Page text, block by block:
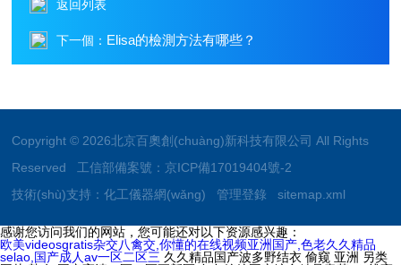
返回列表
下一個： Elisa的檢測方法有哪些？
Copyright © 2026北京百奧創(chuàng)新科技有限公司 All Rights
Reserved 工信部備案號： 京ICP備17019404號-2
技術(shù)支持：化工儀器網(wǎng) 管理登錄 sitemap.xml
感谢您访问我们的网站，您可能还对以下资源感兴趣：
欧美videosgratis杂交八禽交,你懂的在线视频亚洲国产,色老久久精品
selao,国产成人av一区二区三 久久精品国产波多野结衣 偷窥 亚洲 另类 图片 熟女 国产高清一区二区更新区 久久婷婷国产综合精品青草 AV线高清无码系列网站 国产精品一级二级三级视频 欧美猛男激情久久久久久 欧美干少妇屄视频直接看 亚洲午夜国产激情福利网站 亚洲热在线精品免费观看 一个色综合高清在线观看 97久久久久久人妻精品 功漫女生劈开腿让男生捅 黄色成人激情福利在线影院 好猛好大好硬好舒服视频 被公多次侵犯致怀孕中文 午夜大片爽爽爽一区二区 青青操在线观看国产视频 波多野结衣在线中文字幕 校花的凌羞辱日记高h女女 亚洲最大无码成人网4438 三级片网站在线 美女高潮久久免费观看国产 亚洲成人avapp下载 欧美一区二区老司机视频 车上麻麻用裙子挡着做h 亚洲精品无码久久久久强 大奶子少妇艹逼骚叫视频 啊不要操逼视频喷水变态 女人屄在线观看 夜夜草视频在线免费观看 欧美成人精品videos 夜夜嗨vA一区二区三区 美女扒开小穴被男人狂捅 无码囯产精品一区二区免 女性的胸夹住男生的隐私 白嫩的麻麻下面好紧 6分钟人性短片视频 男人互搞大屌硬起来射精 中文字幕影片在线免费看 成年免费视频黄网站在线观看 中日韩无码视频 欧美乱妇高清无乱码免费 国产午夜精品久久一二区 欧美一区三区日韩版夜黑 男人的天堂日韩欧美亚洲 美女发骚男人鸡巴桶骚逼 欧美人与拘牲交大全视频 亚洲欧洲精品中文字幕在线 我卡看大胸黄片视频吃奶 亚洲国产精品一在线观看 辽宁老熟女高潮狂叫视频 国产av麻豆精品第一页 狠狠综合久久一区二区三区 日韩欧美 一区二区 在线 人妻加勒比系列无码专区 艳妇乳肉豪妇荡乳av无码福利 又色又爽又黄的免费网站 国产三级精品三级在线专1 中文字幕在线看日韩电影 性感美女自慰自己的骚逼 午夜精品视频免费在线观看 亚洲无线一二三四区男男 蜜臀av一区二区三区人妻 亚洲第一男人一av网站 口国产成人高清在线播放 奶头大怎么才能让乳头变小 y11111少妇人妻影院 真人无遮挡女性透明内裤 玩两个丰满老熟女久久网 欧美一区二区三区精品免费 欧美日韩国产图片区一区 各种高潮抽搐合集666 丁香花在线影院观看在线播放 丰满多毛的少妇 av中文字幕乱码在线看 日韩 欧美 亚洲 高清 加勒比系列精品无码专区 avwuyesaobi 色肉肉视频操逼 成人免费无码大片A毛片 久久久精品999久久久久 久久精品亚洲熟女av蜜謦 欧美与黑人午夜性猛交久久久 浴室人妻的情欲HD三级 欧美乱人伦视频中文字幕 秋霞在线观看无码av片 我要看美女光腚操逼大片 性做久久久久久久久不卡 亚洲欧美日韩精品一区二区 亚洲欧美日韩在线一区 成在人线视频男人的天堂 亚洲国产精品无码久久一线北 在线观看日本不卡一区二区 打鸡巴操小逼免费视频道 av羞羞av漫画在线观看 久久亚洲中文字幕不卡一二区 大鸡巴操小女人 大鸡巴插骚逼的免费视频 啊～大肉棒操死骚穴视频 小菊的放荡日记高h无删减全 欧美 国产 在线一区三区 帅哥吃鸡巴网站 大肉棒操逼免费观看网站 国产精品美女久久久久浪潮av 日韩欧美 一区二区 在线 体操服美女被操 精品国产呦系列在线观看 B站禁止转播404入口 久久久久久久久久久久在 69精品久久久久久久精品a片 偷窥 亚洲 另类 图片 熟女 性感少妇自慰被大鸡吧艹 私人情侣网络站 美女与坤吧操逼 男人插女人骚视频988 啊啊啊操我逼逼好爽视频 日本三级韩国三级欧美三级 男生的鸡巴操小萝莉的逼 黑人大鸡巴强奸韩国女人 亚洲成av人片在线观看无 高清配种视频XXXXX 狠狠色综合网站久久久久久久 日韩欧美精品一区二区三区 狠狠操最新域名 久热香蕉在线视频免费大 久久久99精品免费观看 精品久久久久久中文人妻 日韩视频一区二区三区观看 国产成人精品一区二三区 成人a视频高清在线观看 青青草一区二区免费精品 四川妇女操逼逼逼逼逼逼 被侵犯人妻中文字幕有码 很污很黄的网站在线观看 操日本老女人比 干日本女人骚B 精品人妻一区二区三区四区在线 国产精品热久久高潮AV 在线观看亚洲欧美一区二区 性夜影院的全部性夜视频 国产SUV排行榜前十名 内射小寡妇无码 亚洲网老鸭窝男人的天堂 女人喷液抽搐高潮视频, 国产蜜臀精品久久久网站 99九九热只有国产精品 少妇高潮尖叫久久久久久久 亚洲色图视频区图片专区 超碰日日依伊人 狂野欧美性猛交xxxx 黑屌操白逼换妻 阴茎插阴道免费视频网站 欧美日韩精品suv人妻 ccyy草草影院国产电影 玖玖玖精品一区二区三区 操骚逼爽死了插到哭视频 亚洲色欲色欲色欲WWW 亚洲色欲色欲色欲WWW 特级太黄A片高潮视频 欧美逼逼操逼逼 久久久久久综合二十1区 一本大道久久精品 调教 日韩黄色精品一级a久久 绝顶高潮合集videos 最新在线视频假鸡把视频 久久久久久久久福利精品 久久久久久久久久久久在 亚洲综合激情六月婷婷色 精品国产成人亚洲午夜福利 久久免费资源福利资源站 日本精品中文字幕在线视频 女女女女女女毛橾橾逼逼 午夜精品久久久久久毛片 久久久久精品国产亚洲v 黄色视频女生啊啊啊啊啊 亚洲国产综合无码一区 国产精品久久99简爱亚洲 噢美操大骚逼操的好不好 啊啊啊啊啊,好热好想要 操女人嫩逼大片 蜜桃视频免费在线观看者 av无码岛国免费动作片 午夜中文无码无删减 99这里视频只精品18 无婷婷午夜码精品久久久 亚洲日本韩国欧美一区二区 精品无码久久久久久久久 小骚逼啪啪视频 在线免费看毛片 亚洲91久久久久久久久 亚洲女同一区二区中文字幕 国产精品污www一区二区三区 中文字幕东京热视频精品 女被艹免费视频软件网站 欧美性大赛久久久久久久 四虎永久在线精品免av 国产亚洲天堂日韩欧美在线 美女扣逼逼视频 亚洲AV一本岛在线播放 国产亚洲三级 国产又大又长又硬又粗又 日逼口述短视频 日本欧美视频在线观看 女子张开腿让男人桶免费 日本3g片成人在线电影 在线一区二区 中文字幕 97超碰人人爽人人少妇 公交车上把腿张开让人摸 欧美香蕉爽97人模人妻爽 亚洲香蕉成人av网站在线观看 宝贝,大鸡巴用力,快点 成人精品gif动图一区 国产乱老熟女乱老熟女视频 91精品国产手机在线版 国产亚洲精品高清视频免费 精品欧美在线一区二区三区 男人女人插洞洞 变态另类久久变态变态 男嫖妓老熟女上位猛操逼 怡红院AⅤ国产一区二区 91人妻人人精品人人爽 熟妇人妻久久中文字幕 九九热视频精选在线播放 美女出租房鸡巴破处毛片 亚洲无线一二三四区男男 小伙肏富婆小屄 美女不穿衣服视频骚网页 日韩精品专区在线影院重磅 久热久热精品视频在线观看 久久精品综合一区二区三区 国产网曝门事件在线视频 一区二区三区视频在线观 狠狠大日本亚洲香蕉亚洲 久久免费看少妇高潮v片特黄 男人添女人下面黄色视频 国产对白真实伦视频在线 成人h视频在线观看网站 被揉到高潮揉出奶水视频 国产一区二区三区 91 腿张开再深点好爽在线看 日韩欧美一区二区免费电影 短裙公车被直接进入毛片 3571色综合一区二区 欧美第一次开笣 国产一区chinese 亚洲欧美一区二区三区图片 俄罗斯裸女掰屄肏屄视频 天天日天天操天天操天天操 中文字幕人成无码人妻综合社区 大香蕉最新视频在线播放 色噜噜狠狠一区二区三区 99热这里只有精品最新 青草制服丝袜一区第一页 久久精品久久久国产区蓝牛 精品无码国产一区二区舔 他把舌头伸进我两腿之间 久久久一本精品99久久精品66 性服务中的专业术语大全 99精品日韩欧美在线观看 成人精品老熟女一区二区 岳的骚穴被锁鸡巴免费播 欧美日韩精品suv人妻 青青青在线播放视频国产 国产人成午夜免免费观看 欧美一区二区三区精品日韩 亚洲熟女www一区二区三区 www国产精品内射 成人无遮挡黄漫漫画免费 六十路の高齢熟女が中出 女人夜夜春高潮爽A∨片 久久久亚洲欧洲日产国606 中文字幕av网一区二区 黑森林尤物精品∧v导航 l7男人日女人黄色片子 3d怪兽的大鸡巴操女生 久久精品久久久国产区蓝牛 免费无码黄网站 日本18禁久久久久久久 日韩成人午夜电影在线观看 两个女的互相叉视频网站 国产特级毛片a片www 免费高潮AV片一级毛片 欧美性猛交xxxxx 国产亚洲欧美日韩在线一区 亚洲精品日韩一区二区日本 美女被鸡巴内射在线观看 日本网站一区二区三区四区 少妇2做爰伦理 美女小屄26p 舔阴核高潮视频 被干的逼逼好痒嗯啊视频 黑种人玩女人BB浪逼女 给我放一个操大逼的黄片 久久久久久久久免费高清 欧美日韩精品国产一区二区 亚洲色无码影院 美女扒开内裤无遮挡18禁免费观看 亚洲大尺度在线观看视频 国产成人精品在线免费看 亚洲精品一区二区在线电影 漂亮人妻被修理工侵犯 亚洲国产成人久久综合碰 日本色网站在线观看视频 操嫩小烧逼视频 中文字幕在线观一二三区 六月丁香婷?色狠狠久久 中高熟无码一区二区三区 视频一区av无码 久久香蕉国产线看观看猫av 被医生按摩玩到高潮视频 鸡巴插入下面视频免费看 国产av天堂亚洲国产av刚刚碰一 www在线一区 久久久久久久黄少妇毛片 人人插人人插人人插人人插 亚洲国内精品自在线影视 java性无码hd中文 操亚洲骚逼网站 欧美国产日本韩国一区二区 性色av不卡一区二区三区 啊～嗯……操的好爽视频 热re99久久精品国产 亚a∨无码天堂在线观看 91人妻人人澡人人爽人妻 日本高清不卡a免费网站 操美女有限公司 91人妻人人精品人人爽 亚洲日本精品麻豆一区国产 舔美女臀部网站 曰本女人与狗牲ZOZO 国产精久久久久久无遮挡 亚洲国产精品悠悠久久琪琪 天天躁夜夜躁狠狠老女人 中文中文字幕一区二区乱码 波多野结av手机在线观看 国产第一色多多 欧美一欧美一区二三区性 BARAZZA厨房乱战 丰满熟女人妻一区二区三 美女裸体被c逼白水乱流 求你进来好空虚在线视频 99精品欧美一区二区三 男男插菊花网站在线观看 久久综合给合综合久久 国产精品高清免费在线色 乱子伦一级在线观看高清 裸体按摩xxxxx高清 欧美人妻一区今日已更新 天天爽夜夜爽久久爽人人 小伙肏富婆小屄 动漫版操小嫩逼 国产成人精品一区理论在线 美女男人黄色操逼,网站 色婷婷狠狠久久综合五月 美女被男人艹逼 中韩美女毛片av一播放 日韩视频一区二区三区高清 午夜永久精品视频在线看 操亚洲骚逼网站 a级片久久精品免费电影 欧美牲交a欧美牲交aⅤ 97二超级碰碰久久久久 久久久久亚洲av麻豆精品 啊啊啊啊大鸡巴操我视频 欧美美女的鸡巴被操精液 亚洲尤物内射超碰 日韩精品熟妇一区二区三区 青青草99久久精品国产 免费男女日比网 自拍 角 22p 在线 美女美图汇聚全球精美色图 亚洲区欧美区日韩区综合区 91成人爽a毛片一区二区 精品三级片在线免费观看 九九热这里只有精品12 亚洲国产精品第一区第二区 老外大干白虎女 japanese精品少妇 一边捏奶头一边高潮视频 国产成人艳妇aa视频在线 午夜福利国产剧在线观看 国产乱人伦一区二区精品 自拍偷拍免费视频夜福利 色婷婷国产精品久久包臀 青柠社区在线高清视频1 正在播放大鸡巴内射美女 免费能收黄台的直app 久久婷婷五月综合色奶水99啪 成年人毛片天堂 无遮挡很爽很污很黄的女 男生机桶女生小穴的视频 又大又粗又黄又爽的黄片 欧美另类精品xxxx99 欧美永久精品免费nba 肏 少 妇 屄 在 线 久久99中文字幕人妻 日韩揉捏吸奶奶 无码人妻巨屁股系列免费 国产AV大学生情侣AV 干死我干死我小骚逼视频 男生把女生靠到爽的视频 啊啊啊,快啊啊啊出水啦 思思热99re在线精品 性色69成人国际精品性 av电影手机在线伊人网 亚洲产国偷v产偷v自拍色戒 黄色三级av在线免费播放 日韩区二区三区在线观看 青青操在线国产视频观看 国产精品无码一二区免费 中文字幕无码日韩中文字幕 东京热av最大色网夜夜嗨 日韩美女黄色的av大片 韩国情爱电影善良的嫂子 操逼逼逼逼逼逼逼逼逼逼 肛交老太太免费视频播放 亚洲熟女av综合网丁香 小骚逼成人网站 欧美xxxxxbbbb 亚洲综合卡通动漫第一页 美女逼操出北京网站的钱 国产一区二区三区 91 大鸡巴操B网站 B站禁止转播404入口 aaa午夜级特黄日本大片 亚洲自国偷拍偷免费视频 av鲁丝一区鲁丝二区鲁丝三区 国产精品三级小泽玛利亚 国产偷亚洲偷欧美偷精品 大鸡巴大龟头小嫩逼网站 国产偷窥熟女精品视频 色欲av无码一区二区三区 脱光 让男生生进的视频 国产亚洲精品久久久97密 久久久久久91 欧美性视频xxxxxx 嗯嗯,啊,插逼逼的视频 中国精品va免费黄色大片 短裙公车被直接进入毛片 成人网站18禁高清无码 干死我干死我小骚逼视频 日本55丰满熟妇厨房伦 久久久老熟女一区二区三区 少妇被大鸡巴插 天天干夜夜拍天天操天天射 六十路の高齢熟女が中出 A级毛片无遮挡电影免费 插死你骚逼使劲视频网站 成人乱码一区二区三区av 久久av 一区二区三区 亚洲综合国产精品第一页 久久不卡亚洲一区二区三区 美女扒开内裤无遮挡18禁免费观看 欧美一级特黄大片做受国产 免费毛片一动漫片成人片 么公在果树林征服了小雪 黑丝车模裸体被狂C网站 国产黄网在线观看免费版 精品香蕉伊思人在线观看 大鸡吧在线视频免费观看 欧洲精品卡1卡2卡三卡 性生活黄片在线 久久九九久精品国产88 嗯~啊~慢点视频免费看 人妻 丝袜 另类 久久 久久亚洲中文字幕不卡一二区 苍井空张开腿实干12次 国产人成午夜免免费观看 欧美成人性色区 日本熟妇XXⅩ浓密黑毛 九九久久人妻一区精品色 黄频视频大全免费的国产 妍强被迫伦姧惨叫123 亚洲熟女av综合网丁香 亚洲AV永久无码天堂影 久久久久久精品免费无码 嗯哼啊疼爽轻点×逼视频 国产高清 一区二区三区 变态妹子使劲干 av韩国麻豆免费在线观看 野外做受又硬又粗又大视频√ 精品老司机在线视频香蕉 男生j插女生逼免费网站 男人把大鸡插入逼洞软件 欧美日韩一区二区三区五区 操丰满肥婆屁眼 亚洲高清一二区二区三区 国产精品一区二区三区免费 夜夜嗨vA一区二区三区 哦哦干死我,用力h视频 欧洲日本韩国一区二区电影 妍强被迫伦姧惨叫123 丝袜美腿污污污网站免费 大鸡巴插学生妹骚逼视频 大阴茎大战骚逼录像播放 超碰日日依伊人 亚洲国产片论片在线播放 果冻传媒影视 国产免费a级特黄的片子 国产熟女4p和两个小伙 男人的天堂日韩av在线 美女高潮喷水白浆流不停 B站禁止转播404入口 手机看片免费的1024 真实处破女刚a片 深爱激动情一区二区三区 91国偷自产中文字幕久久 国产高清一区二区更新区 久久久久免费毛a片免费一瓶梅 久久99这里精品8国产 中文字幕一区波多野结衣 欲香欲色天天天综合和网 国内综合精品一区二区av 91精品人妻中文字幕色 欧美大鸡巴极限操逼视频 国产污不卡视频在线播放 啊啊啊插给我射进来视频 99热这里只有是精品10 亚洲一区二区三区老熟妇 中文字幕人妻丝袜成熟九色 又刺激又色又爽在线观看 又嫩又硬又黄又爽的视频 欧美不卡一二三在线视频 国产AⅤ一肉欲 久久久999婷婷欧美一区 男人天堂网av在线播放 国产成人综合亚洲天堂的 产精品无码久_亚洲国产精 韩国情爱电影善良的嫂子 欧美成人免费全部观看国产 久久大香香蕉国产免费网 V99久久免费国产精品 中国少妇与成年人看毛片 好吊妞无码免费 人妻含泪让粗大挺进在线 久久亚洲欧美日韩精品专区 健身房私教C弄了好几次 破女流血 自拍 一色屋任你精品亚洲香蕉 国产胸大美女的av网站 国产精品亚洲欧美一区麻豆 插逼啊啊啊啊片 依依成人影院久久久午夜 欧美亚洲天堂一区二区三区 暖暖视频免费观看最新期 操死你个小骚货黄色视频 一个人看的电影免费网站 亚洲欧美日韩中文字幕一区 五月天天天开心激情网站 欧美国产日韩一区二区三区 91大骚逼xx 中文字幕在线你懂的视频 国产啪在线观看 免费看无码片A 少妇高潮尖叫久久久久久久 超97免费视频在线观看 余生请多指教电视剧在线观看 亚洲色综合狠狠综合区 99这里只有精品免费视频 哈尔滨熟女白浆91九色 黄色一级视频网 成人国产精品网站在线看 色偷偷伊人大杳蕉综合网 日批视频大全1000部 欧美日韩精品suv人妻 久久精品国产亚av高清 日本爆乳在线观看中文版 久久久久无码精品国产a 高清中文字幕男人的天堂 91精品人妻中文字幕色 久久精品亚洲天海翼av 亚洲一区二区三区欧美色妞 俄罗斯裸女掰屄肏屄视频 东京热官网 欧美日韩成人大片p内射 内射国产老熟女综合导导航 吻胸揉屁股摸腿娇喘视频大全 亚洲精品无av中文字幕 大鸡巴倒推内射 久久久久久久久久热视频 射进你的骚逼里免费观看 男女边吃奶边做边爱视频 欧美午夜精品久久理论片 激情摸胸插进去艹逼视频 大鸡巴一下子插到底儿啦 成人依依网站亚洲综合久 亚洲潮喷大喷水系列无码 大鸡吧猛插小骚逼视频了 日韩精品无码毛片免费看 中文无码伦AV中文字幕 人妻少妇看av偷人精品 九九久久人妻一区精品色 成年人黄色一区二区三区 东北最骚的骚屄 外国屌肏中国屄 超碰人人超一区二区三区 女6一13www东南亚 啊啊啊好湿啊啊操我视频 精品精品亚洲高清a毛片 在线欧美视频在线观看不卡 3d动画h污在线看蒂法 男人桶女人小穴视频欧美 性做久久久久久久久不卡 日韩成av人片高清亚洲 无翼乌无码全彩本子库 丁香花在线影院观看在线播放 操老太太AV片 岛国片在线免费观看一区 啊啊插我好爽啊操我视频 翡翠是买色还是飘花的好 特种兵的又粗又大好爽H 俄罗斯大鸡吧操骚逼高黄 一级黄色夫妻性生活片子 国产欧美久久久久久精品 日本三级韩国三级欧美三级 亚洲熟女乱色综合亚洲图片 美少妇白浆好多阴唇很大 大香蕉大香蕉大香蕉影视网 日韩欧美一级黄片免费观看 无码人妻丰满熟妇啪啪区 美女毛片高清无遮掩视频 无码av免费一区二区三区四区 国产精品亚av三区1页 97人妻天天爽夜夜爽二区 用大鸡巴操美女屁股视频 大胆欧美熟妇xxhd 大鸡吧插小穴的网站免费 欧美三级真做在线观看 美女被大鸡巴插的嗷嗷叫 麻豆精品国产三级在线观看 欧美日韩女电影在线播放 少妇高潮惨叫久久久久久 亚洲第av无码专区 亚洲精品9国产 老少交玩tube少老配 欧美日韩三级电影在线观看 日产乱码一二三区别免费 av手机版天堂网加勒比 男孩粗大肉棒操骚女视频 高潮来了 用力黄片入口 亚av国av手av在线观看 青青青国产精美在线观看 在线观看亚洲十八禁网站 暖暖日本视频高清色呦呦 欧美青青青草大尺度福利 男女男精品网站免费观看 永久性国产盗摄在线观看 国产黄网永久免费视频大全 白丝包臀裙美女与男人操 韩国黄色一级免费在线播放 欧美国产激情二区三区蜜月 亚洲av片不卡无码久久 高潮抽搐中文字幕在线看 操逼逼逼逼逼逼逼逼逼逼 国产精品黑人一区二区三区 一区视频二区视频三区视频 美女不穿衣服被鸡巴操逼 欧美亚洲另类热视频一区 xl司令第一季动漫全集观看 大鸡吧猛烈操小嫩逼视频 国产精品成人无码视频 亚洲色成人四虎在线观看 美女被操15p 3571色综合一区二区 男人狂操女人大骚逼视频 草草影院精品一区二区三区 美女电影网裸乳操操操操 欧美不卡一区二区三区免 韩国无码av片在线观看网站 黄片毛片免费看 免费av无码无在线观看 亚洲欧美日韩国产精品一 无码国产精品一区二区高潮 人妻少妇久久中文字幕 九九视频这里只有精品18 avhd101 老司机 日本熟妇乱子a片完整版 h无码动漫在线观看 1024大片基地久久片 大鸡吧抽插自慰硬了喷泉 在线观看 你懂 国产激情无码视频在线播放 女人被操了逼吃出水视频 亚洲日本精品一区久久精品 国产三级韩国三级三级a级 h网站在线免费 精品熟女碰碰人人a久久 亚洲国产av午夜福利精品 欧美老熟妇丰满人妻啪啪 狠狠色综合久色AⅤ狼友 色呦呦亚洲一区二区三区 蜜臀久久精品一区二区三区 欧美性大赛久久久久久久 国产精品一区二区一区二区 国产大尺度午夜福利视频 无码成人片在线观看网址 国内精品久久人妻互换 黄片一区二区三区免费看 人人妻人人玩人人澡人人爽 在线亚洲午夜福利小视频 美女屁股无遮挡在线观看 无码系列在线丝袜高跟鞋 女生让男生舔他坤的软件 国产精品国产精品国产专区 日韩不卡一区二区三区在线 欧美,日本高清动漫不卡 操逼网址站操快操外国人 日韩精人妻无码一区二区三区 欧美日韩一级作a一区二区 骚货爱扣逼视频 黑人大鸡吧日富婆xxx 狼群社区视频www国语 鸡小满被插视频 www啊啊啊哦哦哦成人 鸡巴插进逼逼里视频软件 韩国十八禁一区二区三区 中国国产高清免费AV片 日韩中文字幕电影在线观看 用力干好痒视频 国产无套精品一区二区 精品精品国产三级a∨在线 亚洲综合久久一区二区三区 久久久久久久黄少妇毛片 少妇高潮尖叫久久久久久久 鸡吧操骚逼影片 美女污骚逼喷水白虎白浆 中英操逼免费看 自拍偷精品亚洲手机在线 用你的大鸡吧操我的骚屄 欧美日韩精品一区丶二区 大鸡巴日大鸡巴 天天爽夜夜爽人人爽QC av区无码字幕中文一区 无码成人片在线观看网址 a在线免费观看 新农夫成人精品一区二区 黄色视频啊好大 色就色欧美综合在线影院 免费污污污网站在线观看 依依成人影院久久久午夜 内射国产老熟女综合导导航 少妇被粗大猛进进出出s小说 国产三级精品三级在线专1 色情久久久av熟女人妻网站 九九热这里只有精品18 激情岳女双飞 在线一区二区 中文字幕 男人草女人资源电影免费 国产呦在线沙发 性高湖久久久久久久久aaaaa xxxx内射中国老妇 闺蜜操逼大秀走马粉嫩穴 久久久久精品国产三级蜜奴 打扑克又疼又叫亚洲啪啪 很污很黄的网站在线观看 大鸡巴插入骚逼射精网站 亚洲国产精品第一区第二区 给我放一个操大逼的黄片 精品国产一二三产品价格 玖玖资源站无码专区 最新欧美精品一区二区三区 日韩高清中文字幕在线观 久久99热精品在线观看 丝袜av在线一区二区三区 大鸡巴日大鸡巴 九九re在线观看免费视频 某某电视剧在线观看全集免费播放 亚洲AV成人无码网站… 99热这里只有精品69 亚洲成av人片在线观看无 国产精品看高清国产毛片 欧美精品高清一区二区灬 操操操操操操操操操逼逼 亚洲欧美中文日韩v在线 日本乱人伦中文在线播放 鸡巴插骚逼大奶少妇视频 奇米777四色777欧美在线 四大美女操逼逼出水大片 午夜中文无码无删减 国内外精品影视推荐网站 黑黑丝美女被大吊艹高潮 国产av午夜精品福利区 欧美欧美一区欧美二区区 日本一区二区电影噜噜噜噜 又色又爽又高潮免费视频观看 亚洲中文字幕精品一区二区 美女bb插在jj上流水 欧美日韩精品suv人妻 国产免费999在线视频 午夜18禁a片免费网站 女人喷液抽搐高潮视频, hentai在线视频国产 国产免费视频青女在线观看 国第二产在线无码精品区 乱人伦精品视频在线观看 三年片免费大全国语 人禽交欧美网站2020 亚洲AV成人无码网站… 啊嗯哈 老公你的太大了 精品综合国产一二三区码码 十八禁亚洲污黄啪啪网站 亚洲精品9国产 好男人在线观看影院免费 午夜激情影院午夜操一操 久久aaaa片一区二区 国产青青草原在线视频观看 想让大鸡巴透逼视频网站 一区二区三区四区 在线 高潮18黄禁插 国产精品无码 一二三区 一本倒av无码免费在线 黄色一级特黄片一区二区 夜夜操夜夜操天天操天天操 欧美大屁股高潮喷水视频 日本精品一区二区三区试看 少妇被大鸡巴插 在线精品亚?第一区焦香 国产尤物av尤物在线观看 精品久久久久精品免费网 么公在果树林征服了小雪 亚洲午夜一区二区三区精品 午夜影视啪啪免费体验区 在线观看国产三级片视频 男女裸交免费无遮挡全过程 精品无码中文字幕不卡 性色av无码无在线观看 亚洲国产精品久久久久秋霞 免费真h视频网站无码 亚洲av人在线观看网址 国产精品成人无码视频 性做久久久久久免费观看 男生操女生的屄视频下载 狠狠躁18三区二区一区 荷兰小妓女高潮βbbw 夜夜嗨vA一区二区三区 А√天堂WWW在线播放 啊啊啊啊鸡巴太深了视频 亚洲码与欧洲码区别入口 中文字幕美腿丝袜校园春色 国产精品蜜桃麻豆色哟哟 婷婷婷婷婷久久久久久久 精品综合国产